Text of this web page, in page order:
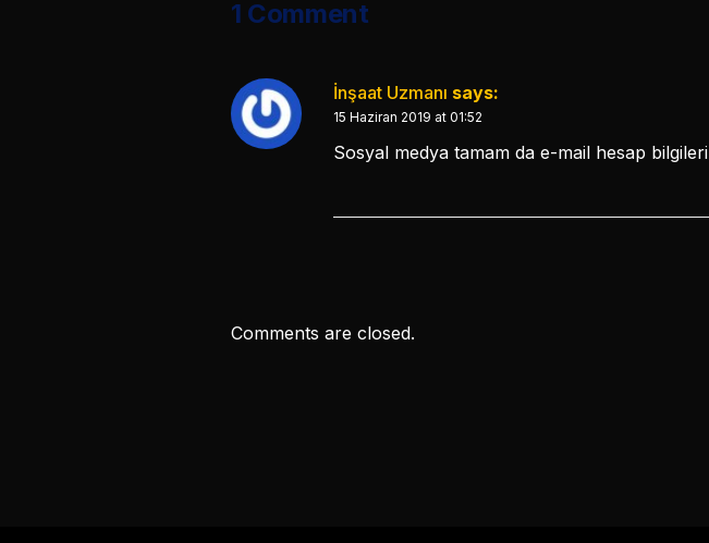
1 Comment
İnşaat Uzmanı says:
15 Haziran 2019 at 01:52
Sosyal medya tamam da e-mail hesap
Comments are closed.